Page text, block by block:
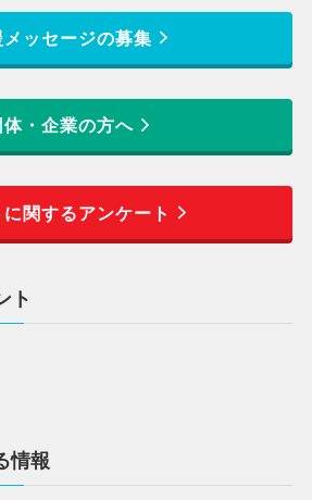
メッセージの募集
体・企業の方へ
関するアンケート
ト
情報